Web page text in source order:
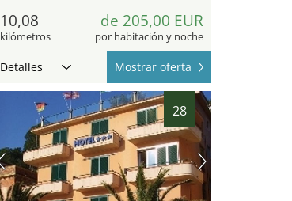
10,08
kilómetros
de 205,00 EUR
por habitación y noche
Detalles Mostrar oferta
28